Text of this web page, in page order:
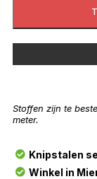
Stoffen zijn te
meter.
Knipstalen
Winkel in